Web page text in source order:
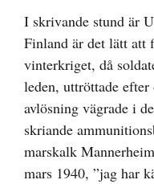
I skrivande stund är
Finland är det lätt att
vinterkriget, då
leden, uttröttade
avlösning vägrade i
skriande
marskalk
mars 1940, ”jag har